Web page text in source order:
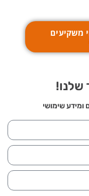
משקיעים
שלנו!
ומידע שימושי